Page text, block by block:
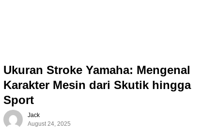
Ukuran Stroke Yamaha: Mengenal
Karakter Mesin dari Skutik hingga
Sport
Jack
August 24, 2025